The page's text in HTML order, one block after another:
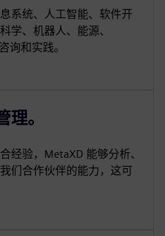
系统、人工智能、软件开
学、机器人、能源、
询和实践。
。
经验，MetaXD 能够分析、
们合作伙伴的能力，这可